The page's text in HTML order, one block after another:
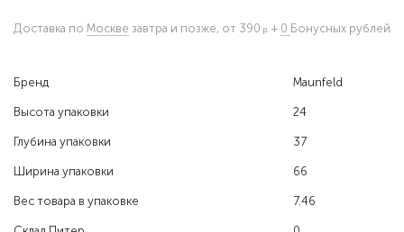
Бренд Maunfeld
Высота упаковки 24
Глубина упаковки 37
Ширина упаковки 66
Вес товара в упаковке 7.46
Доставка по Москве завтра и позже, от 390 + 0 Бонусных рублей